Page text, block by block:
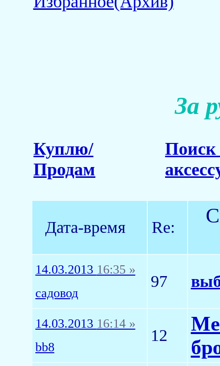
За
Куплю/
Продам
Поиск
Дата-время Re:
14.03.2013 16:35 »
садовод
97
14.03.2013 16:14 »
bb8
12